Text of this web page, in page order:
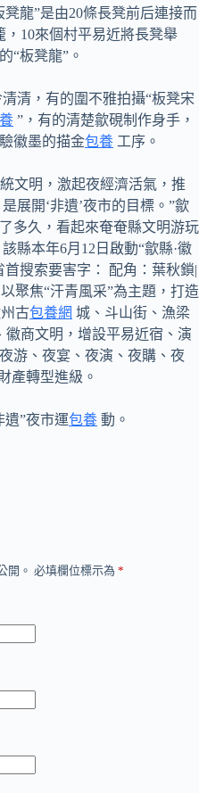
龍”是由20條長凳前后連接而
10來個村平易近將長凳舉
“板凳龍”。
清，有的圍不雅拍攝“板凳宋
”，有的清楚歙硯制作身手，
徽墨的描金包養 工序。
文明，激起夜經濟活氣，推
展開‘非遺’夜市的目標。”歙
多久，看起來奄奄縣文明游玩
縣本年6月12日啟動“歙縣·徽
搜索要害字： 配角：葉秋鎖|
聚焦“汗青風采”為主題，打造
古包養網 城、斗山街、漁梁
徽商文明，增設平易近宿、演
游、夜宴、夜演、夜購、夜
產轉型進級。
遺”夜市運包養 動。
開。 必填欄位標示為 *